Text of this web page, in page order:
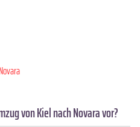
von Kiel nach Novara vor?